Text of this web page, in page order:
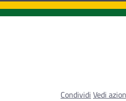
Condividi Vedi